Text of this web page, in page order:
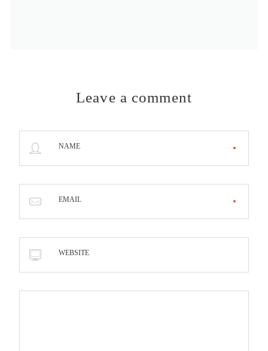
Leave a comment
NAME
EMAIL
WEBSITE